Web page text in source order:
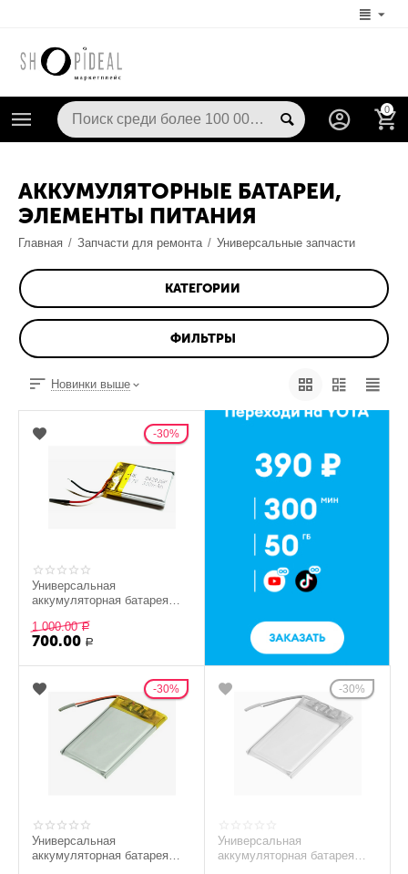
0
АККУМУЛЯТОРНЫЕ БАТАРЕИ,
ЭЛЕМЕНТЫ ПИТАНИЯ
Главная / Запчасти для ремонта / Универсальные запчасти
КАТЕГОРИИ
ФИЛЬТРЫ
Новинки выше
30%
Универсальная
аккумуляторная батарея
1 000.00 Р
700.00 Р
30%
Универсальная
аккумуляторная батарея
30%
Универсальная
аккумуляторная батарея